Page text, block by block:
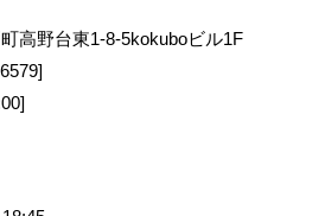
高野台東1-8-5kokuboビル1F